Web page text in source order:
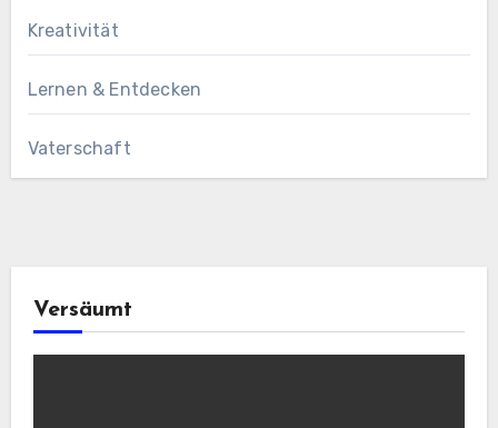
Kreativität
Lernen & Entdecken
Vaterschaft
Versäumt